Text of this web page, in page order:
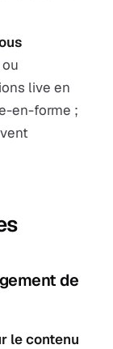
ou
live en
en-forme ;
de
le contenu